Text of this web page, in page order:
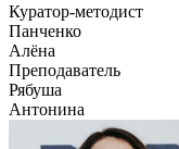
Куратор-методист
Панченко
Алёна
Преподаватель
Рябуша
Антонина